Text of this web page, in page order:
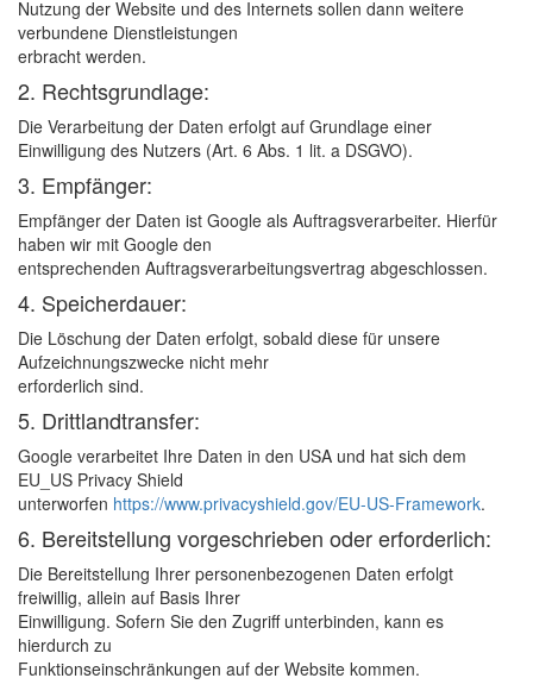
Nutzung der Website und des Internets sollen dann weitere
verbundene Dienstleistungen
erbracht werden.
2. Rechtsgrundlage:
Die Verarbeitung der Daten erfolgt auf Grundlage einer
Einwilligung des Nutzers (Art. 6 Abs. 1 lit. a DSGVO).
3. Empfänger:
Empfänger der Daten ist Google als Auftragsverarbeiter. Hierfür
haben wir mit Google den
entsprechenden Auftragsverarbeitungsvertrag abgeschlossen.
4. Speicherdauer:
Die Löschung der Daten erfolgt, sobald diese für unsere
Aufzeichnungszwecke nicht mehr
erforderlich sind.
5. Drittlandtransfer:
Google verarbeitet Ihre Daten in den USA und hat sich dem
EU_US Privacy Shield
unterworfen https://www.privacyshield.gov/EU-US-Framework.
6. Bereitstellung vorgeschrieben oder erforderlich:
Die Bereitstellung Ihrer personenbezogenen Daten erfolgt
freiwillig, allein auf Basis Ihrer
Einwilligung. Sofern Sie den Zugriff unterbinden, kann es
hierdurch zu
Funktionseinschränkungen auf der Website kommen.